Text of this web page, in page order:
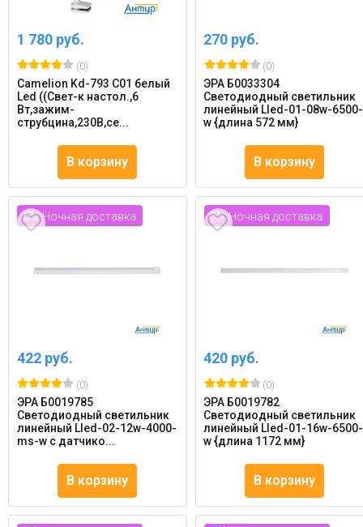
1 780 руб.
(0)
Camelion Kd-793 C01 белый
Led ((Свет-к настол.,6
Вт,зажим-
струбцина,230В,се...
В корзину
270 руб.
(0)
ЭРА Б0033304
Светодиодный светильник
линейный Lled-01-08w-6500-
w {длина 572 мм}
В корзину
Ночная доставка
422 руб.
(0)
ЭРА Б0019785
Светодиодный светильник
линейный Lled-02-12w-4000-
ms-w с датчико...
В корзину
Ночная доставка
420 руб.
(0)
ЭРА Б0019782
Светодиодный светильник
линейный Lled-01-16w-6500-
w {длина 1172 мм}
В корзину